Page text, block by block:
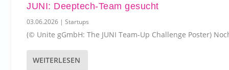
JUNI: Deeptech-Team gesucht
03.06.2026 |Startups
(© Unite gGmbH: The JUNI Team-Up Challenge Poster)
WEITERLESEN